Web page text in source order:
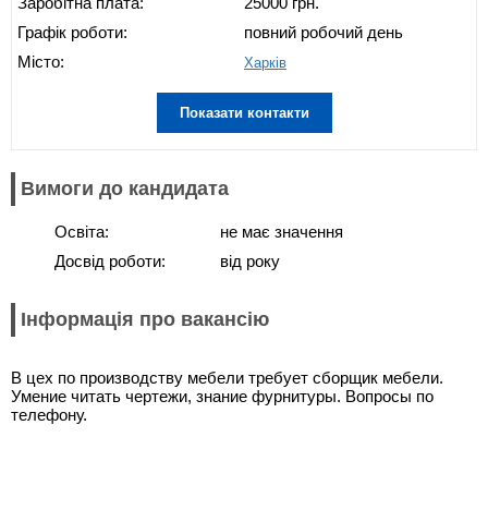
Графік роботи:
Місто:
повний робочий день
Харків
Показати контакти
Вимоги до кандидата
Освіта:
Досвід роботи:
не має значення
від року
Інформація про вакансію
В цех по производству мебели требует сборщик мебели.
Умение читать чертежи, знание фурнитуры. Вопросы по
телефону.